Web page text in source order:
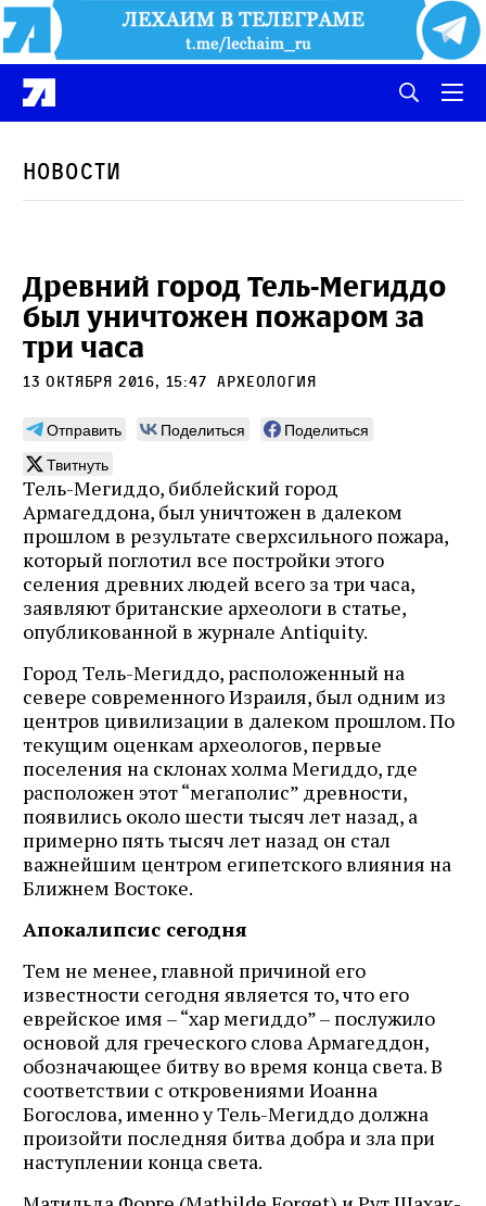
Новости
Древний город Тель-Мегиддо
был уничтожен пожаром за
три часа
13 октября 2016, 15:47 Археология
Отправить Поделиться
Поделиться
Твитнуть
Тель-Мегиддо, библейский город
Армагеддона, был уничтожен в далеком
прошлом в результате сверхсильного пожара,
который поглотил все постройки этого
селения древних людей всего за три часа,
заявляют британские археологи в статье,
опубликованной в журнале Antiquity.
Город Тель-Мегиддо, расположенный на
севере современного Израиля, был одним из
центров цивилизации в далеком прошлом. По
текущим оценкам археологов, первые
поселения на склонах холма Мегиддо, где
расположен этот “мегаполис” древности,
появились около шести тысяч лет назад, а
примерно пять тысяч лет назад он стал
важнейшим центром египетского влияния на
Ближнем Востоке.
Апокалипсис сегодня
Тем не менее, главной причиной его
известности сегодня является то, что его
еврейское имя – “хар мегиддо” – послужило
основой для греческого слова Армагеддон,
обозначающее битву во время конца света. В
соответствии с откровениями Иоанна
Богослова, именно у Тель-Мегиддо должна
произойти последняя битва добра и зла при
наступлении конца света.